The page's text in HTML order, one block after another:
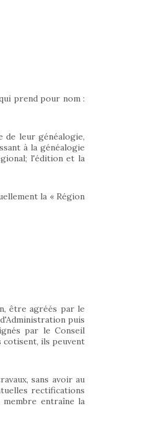
prend pour nom :
de leur généalogie,
à la généalogie
l'édition et la
la « Région
être agréés par le
puis
par le Conseil
cotisent, ils peuvent
sans avoir au
rectifications
entraîne la